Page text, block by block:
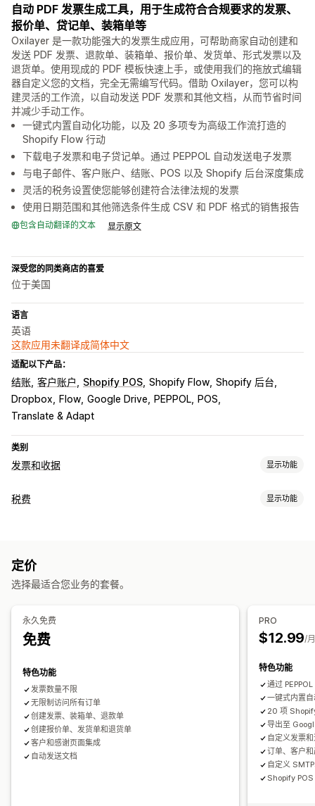
自动 PDF 发票生成工具，用于生成符合合规要求的发票、
报价单、贷记单、装箱单等
Oxilayer 是一款功能强大的发票生成应用，可帮助商家自动创建和
发送 PDF 发票、退款单、装箱单、报价单、发货单、形式发票以及
退货单。使用现成的 PDF 模板快速上手，或使用我们的拖放式编辑
器自定义您的文档，完全无需编写代码。借助 Oxilayer，您可以构
建灵活的工作流，以自动发送 PDF 发票和其他文档，从而节省时间
并减少手动工作。
一键式内置自动化功能，以及 20 多项专为高级工作流打造的
Shopify Flow 行动
下载电子发票和电子贷记单。通过 PEPPOL 自动发送电子发票
与电子邮件、客户账户、结账、POS 以及 Shopify 后台深度集成
灵活的税务设置使您能够创建符合法律法规的发票
使用日期范围和其他筛选条件生成 CSV 和 PDF 格式的销售报告
包含自动翻译的文本 显示原文
深受您的同类商店的喜爱
位于美国
语言
英语
这款应用未翻译成简体中文
适配以下产品：
结账 客户账户 Shopify POS Shopify Flow Shopify 后台
Dropbox
Flow Google Drive PEPPOL
POS
Translate & Adapt
类别
发票和收据 显示功能
文件类型
自定义
颜色和字体
品牌营销 字段
文件管理
批量下载
打印和导出 报告
税费 显示功能
注册
税号验证
报告和申报
数据导出
定价
选择最适合您业务的套餐。
永久免费
免费
特色功能
发票数量不限
无限制访问所有订单
创建发票、装箱单、退款单
创建报价单、发货单和退货单
客户和感谢页面集成
自动发送文档
PRO
$12.99/
特色功能
通过
一键式内置
20 项
导出至
自定义发票
订单、客户
自定义
Shopify